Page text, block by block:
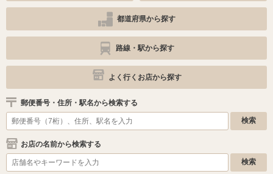
都道府県から探す
路線・駅から探す
よく行くお店から探す
郵便番号・住所・駅名から検索する
お店の名前から検索する